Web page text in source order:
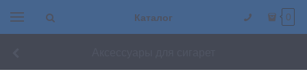
Каталог 0